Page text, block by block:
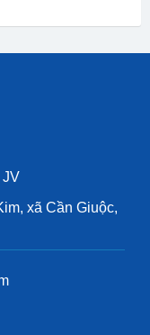
JV
xã Cần Giuộc,